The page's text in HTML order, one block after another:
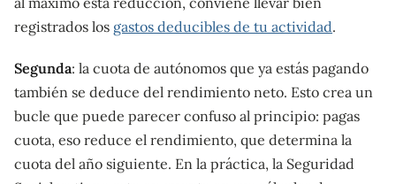
registrados los gastos deducibles de tu actividad.
Segunda: la cuota de autónomos que ya estás pagando
también se deduce del rendimiento neto. Esto crea un
bucle que puede parecer confuso al principio: pagas
cuota, eso reduce el rendimiento, que determina la
cuota del año siguiente. En la práctica, la Seguridad